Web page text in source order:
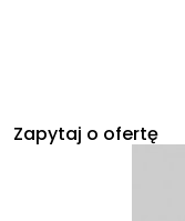
Zapytaj o ofertę